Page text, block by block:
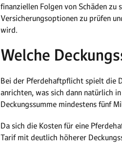
finanziellen Folgen von Schäden
Versicherungsoptionen zu prüfen
wird.
Welche
Bei der Pferdehaftpflicht spielt die
anrichten, was sich dann natürlich
Deckungssumme mindestens fünf
Da sich die Kosten für eine
Tarif mit deutlich höherer